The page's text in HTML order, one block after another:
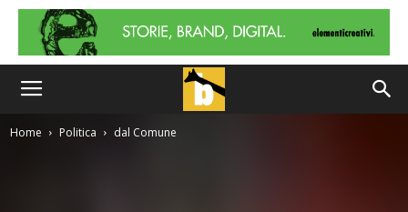
Home Politica dal Comune